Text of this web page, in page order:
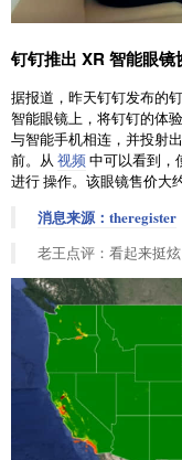
钉钉推出 XR 智能眼镜
据报道，昨天钉钉发布的
智能眼镜上，将钉钉的体
与智能手机相连，并投射
前。从 视频中可以看到，
进行 操作。该眼镜售价大
消息来源：theregister
老王点评：看起来挺